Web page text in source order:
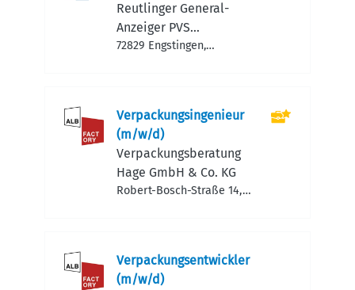
Reutlinger General-
Anzeiger PVS
Pressevertrieb und
72829 Engstingen,
Verpackungsingenieur
(m/w/d)
Verpackungsberatung
Hage GmbH & Co. KG
Robert-Bosch-Straße 14,
Verpackungsentwickler
(m/w/d)